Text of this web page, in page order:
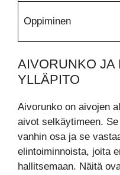
Oppiminen
AIVORUNKO JA
YLLÄPITO
Aivorunko on aivojen
aivot selkäytimeen.
vanhin osa ja se
elintoiminnoista, joita
hallitsemaan. Näitä